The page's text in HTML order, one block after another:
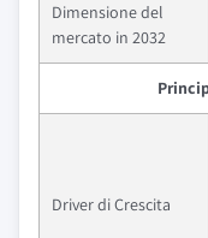
Dimensione del
mercato in 2032
Driver di Crescita